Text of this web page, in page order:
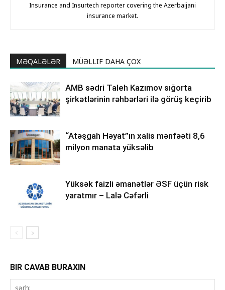
Insurance and Insurtech reporter covering the Azerbaijani
insurance market.
MƏQALƏLƏR MÜƏLLIF DAHA ÇOX
AMB sədri Taleh Kazımov sığorta
şirkətlərinin rəhbərləri ilə görüş keçirib
“Atəşgah Həyat”ın xalis mənfəəti 8,6
milyon manata yüksəlib
Yüksək faizli əmanətlər ƏSF üçün risk
yaratmır – Lalə Cəfərli
BIR CAVAB BURAXIN